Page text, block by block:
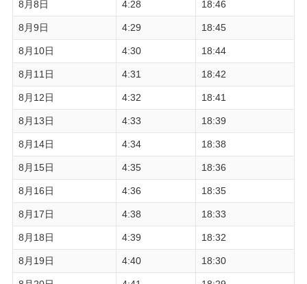
8月8日 4:28 18:46
8月9日 4:29 18:45
8月10日 4:30 18:44
8月11日 4:31 18:42
8月12日 4:32 18:41
8月13日 4:33 18:39
8月14日 4:34 18:38
8月15日 4:35 18:36
8月16日 4:36 18:35
8月17日 4:38 18:33
8月18日 4:39 18:32
8月19日 4:40 18:30